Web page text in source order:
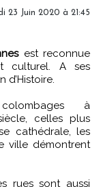
23 Juin 2020 à 21:45
est reconnue
culturel. A ses
à
celles plus
cathédrale, les
ville démontrent
rues sont aussi